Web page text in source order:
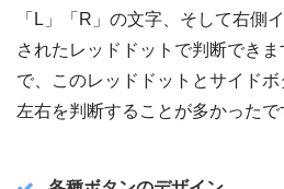
「L」「R」の文字、そして右側
されたレッドドットで判断でき
で、このレッドドットとサイド
左右を判断することが多かったで